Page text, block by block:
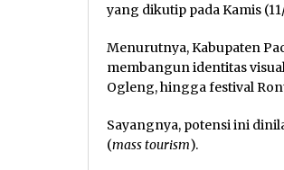
yang dikutip pada Kamis
Menurutnya, Kabupaten
membangun identitas
Ogleng, hingga festival
Sayangnya, potensi ini
(mass tourism).